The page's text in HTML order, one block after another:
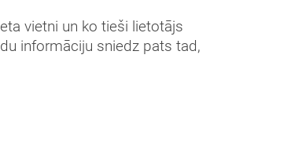
vietni un ko tieši lietotājs
informāciju sniedz pats tad,